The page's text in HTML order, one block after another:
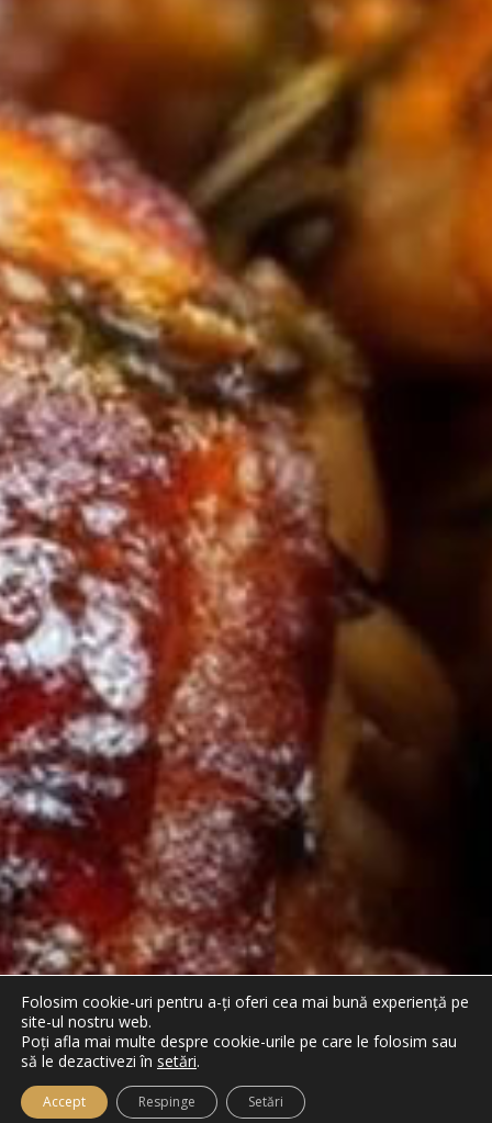
Folosim cookie-uri pentru a-ți oferi cea mai bună experiență pe
site-ul nostru web.
Poți afla mai multe despre cookie-urile pe care le folosim sau
să le dezactivezi în setări.
Accept Respinge Setări